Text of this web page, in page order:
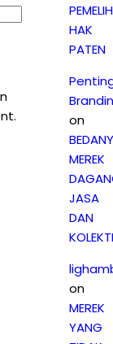
HAK
PATEN
on
MEREK
JASA
DAN
on
MEREK
YANG